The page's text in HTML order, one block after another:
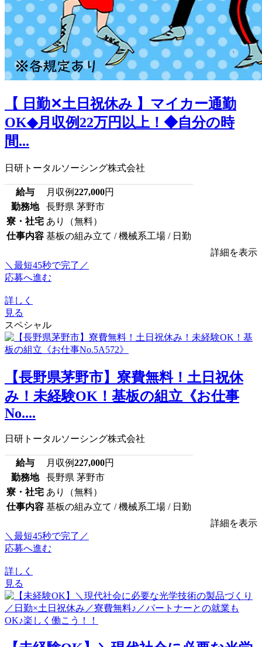
【 日勤✕土日祝休み 】マイカー通勤
OK◆月収例22万円以上！◆自分の時
間...
日研トータルソーシング株式会社
給与 月収例227,000円
勤務地
長野県 茅野市
寮・社宅 あり（無料）
仕事内容 基板の組み立て / 機械系工場 / 日勤
詳細を表示
＼最短45秒で完了／
応募へ進む
詳しく
見る
スペシャル
【長野県茅野市】寮費無料！土日祝休
み！未経験OK！基板の組立《お仕事
No....
日研トータルソーシング株式会社
給与 月収例227,000円
勤務地
長野県 茅野市
寮・社宅 あり（無料）
仕事内容 基板の組み立て / 機械系工場 / 日勤
詳細を表示
＼最短45秒で完了／
応募へ進む
詳しく
見る